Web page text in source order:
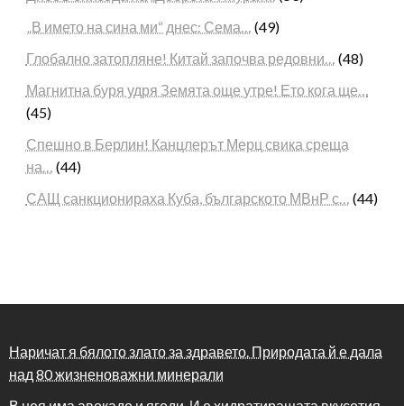
„В името на сина ми“ днес: Сема… (49)
Глобално затопляне! Китай започва редовни… (48)
Магнитна буря удря Земята още утре! Ето кога ще…
(45)
Спешно в Берлин! Канцлерът Мерц свика среща
на… (44)
САЩ санкционираха Куба, българското МВнР с… (44)
Наричат я бялото злато за здравето. Природата й е дала
над 80 жизненоважни минерали